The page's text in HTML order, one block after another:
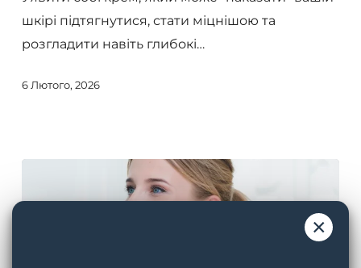
разом
шкірі підтягнутися, стати міцнішою та
розгладити навіть глибокі…
6 Лютого, 2026
×